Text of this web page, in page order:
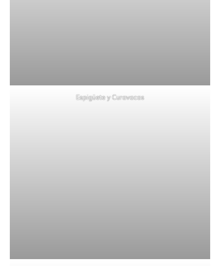
Espigüete y Curavacas